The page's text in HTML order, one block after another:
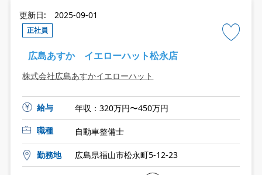
更新日: 2025-09-01
正社員
広島あすか イエローハット松永店
株式会社広島あすかイエローハット
給与
年収：320万円〜450万円
職種
自動車整備士
勤務地 広島県福山市松永町5-12-23